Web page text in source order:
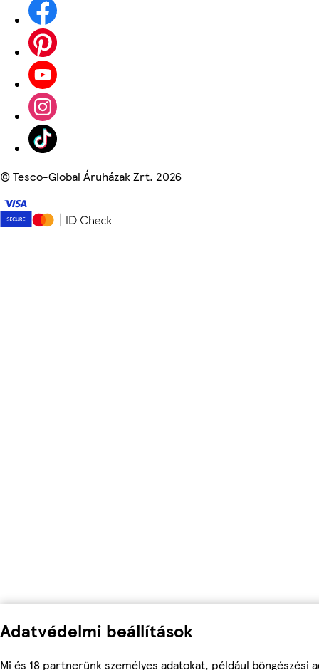
Adatvédelmi beállítások
Mi és 18 partnerünk személyes adatokat, például böngészési
©Tesco-Global Áruházak Zrt. 2026